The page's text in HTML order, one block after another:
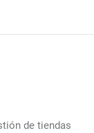
de tiendas